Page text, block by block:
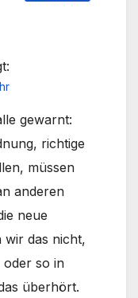
gewarnt:
richtige
müssen
anderen
neue
wir das nicht,
oder so in
überhört.